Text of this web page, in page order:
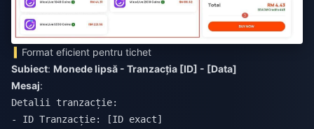
Format eficient pentru tichet
Subiect: Monede lipsă - Tranzacția [ID] - [Data]
Mesaj:
Detalii tranzacție:
- ID Tranzacție: [ID exact]